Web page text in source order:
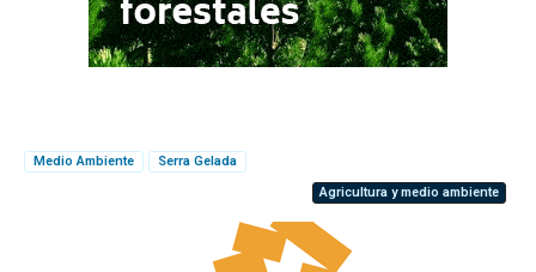
Medio Ambiente
Serra Gelada
Agricultura y medio ambiente